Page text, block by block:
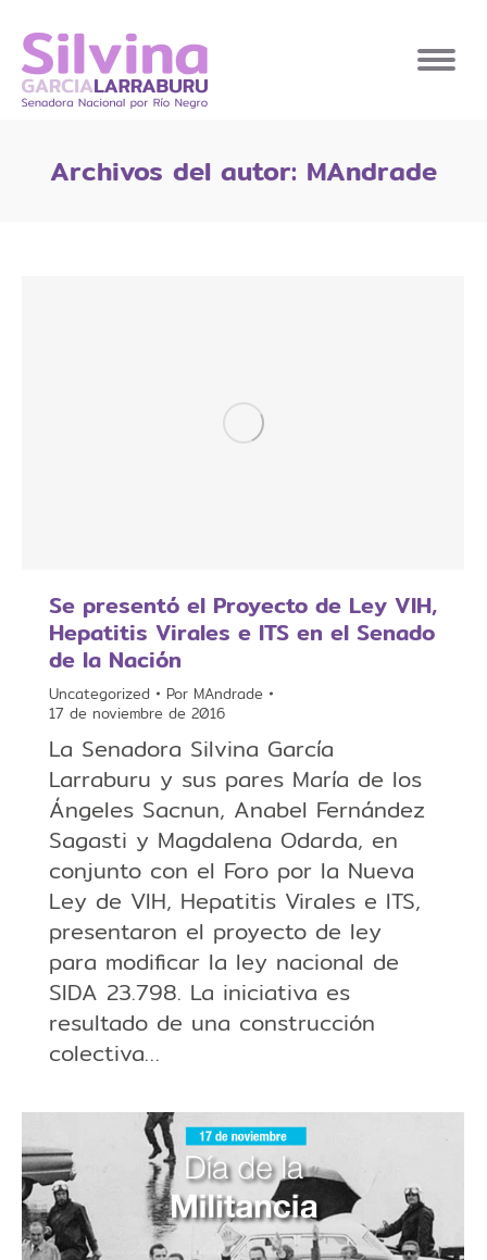
Archivos del autor: MAndrade
Se presentó el Proyecto de Ley VIH,
Hepatitis Virales e ITS en el Senado
de la Nación
Uncategorized Por MAndrade
17 de noviembre de 2016
La Senadora Silvina García
Larraburu y sus pares María de los
Ángeles Sacnun, Anabel Fernández
Sagasti y Magdalena Odarda, en
conjunto con el Foro por la Nueva
Ley de VIH, Hepatitis Virales e ITS,
presentaron el proyecto de ley
para modificar la ley nacional de
SIDA 23.798. La iniciativa es
resultado de una construcción
colectiva…